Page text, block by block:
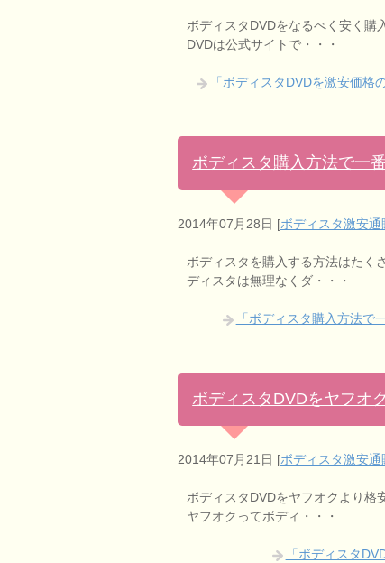
ボディスタDVDをなるべく安く購
DVDは公式サイトで・・・
「ボディスタDVDを激安価
ボディスタ購入方法で一
2014年07月28日 [ボディスタ激安通
ボディスタを購入する方法はたく
ディスタは無理なくダ・・・
「ボディスタ購入方法
ボディスタDVDをヤフオ
2014年07月21日 [ボディスタ激安通
ボディスタDVDをヤフオクより格
ヤフオクってボディ・・・
「ボディスタ